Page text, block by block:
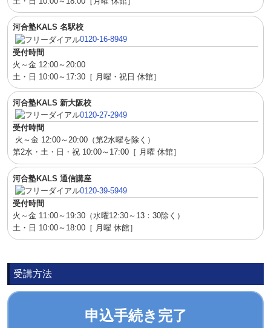
河合塾KALS 名駅校
0120-16-8949
受付時間
火～金 12:00～20:00
土・日 10:00～17:30［ 月曜・祝日 休館］
河合塾KALS 新大阪校
0120-27-2949
受付時間
火～金 12:00～20:00（第2水曜を除く）
第2水・土・日・祝 10:00～17:00［ 月曜 休館］
河合塾KALS 通信講座
0120-39-5949
受付時間
火～金 11:00～19:30（水曜12:30～13：30除く）
土・日 10:00～18:00［ 月曜 休館］
受講方法
申込手続き完了